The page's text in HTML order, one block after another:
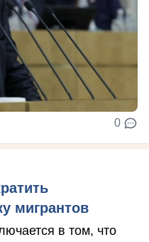
0
мигрантов
в том, что